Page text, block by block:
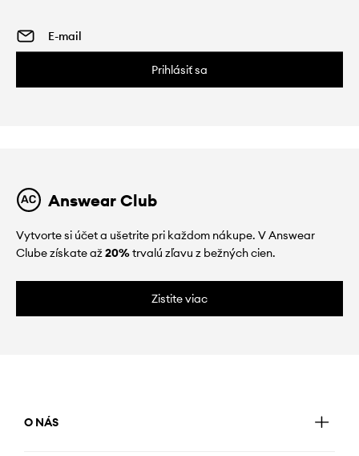
Prihlásiť sa
Answear Club
Vytvorte si účet a ušetrite pri každom nákupe. V Answear
Clube získate až20%trvalú zľavu z bežných cien.
Zistite viac
O NÁS